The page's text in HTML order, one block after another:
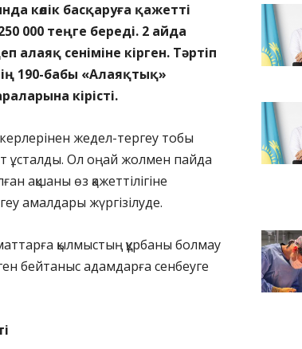
көлік басқаруға қажетті
000 теңге береді. 2 айда
алаяқ сеніміне кірген. Тәртіп
190-бабы «Алаяқтық»
кірісті.
жедел-тергеу тобы
ұсталды. Ол оңай жолмен пайда
ақшаны өз қажеттілігіне
амалдары жүргізілуде.
қылмыстың құрбаны болмау
бейтаныс адамдарға сенбеуге